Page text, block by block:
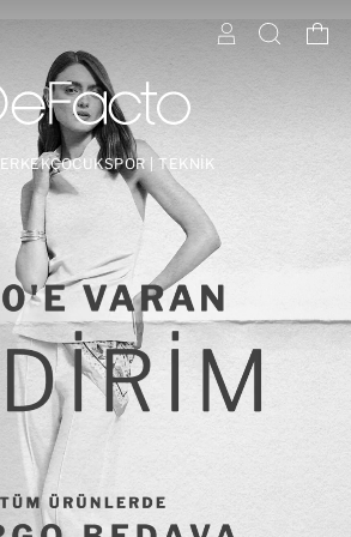
ERKEKÇOCUKSPOR | TEKNİK